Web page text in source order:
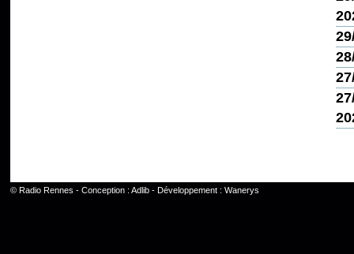
© Radio Rennes - Conception : Adlib- Développement : Wanerys